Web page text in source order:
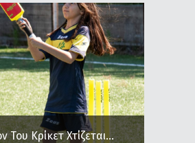
Του Κρίκετ Χτίζεται...